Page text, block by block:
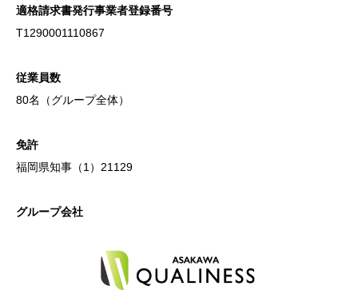
適格請求書発行事業者登録番号
T1290001110867
従業員数
80名（グループ全体）
免許
福岡県知事（1）21129
グループ会社